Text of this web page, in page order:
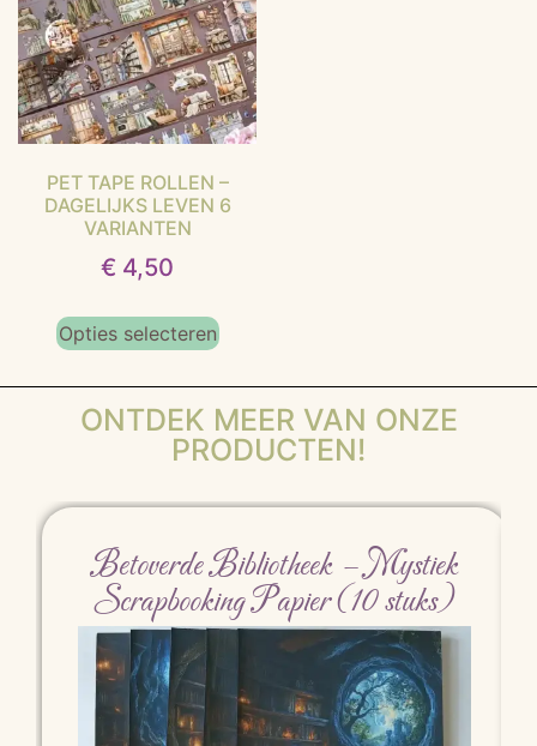
PET TAPE ROLLEN –
DAGELIJKS LEVEN 6
VARIANTEN
€ 4,50
Opties selecteren
ONTDEK MEER VAN ONZE
PRODUCTEN!
Betoverde Bibliotheek – Mystiek
Scrapbooking Papier (10 stuks)